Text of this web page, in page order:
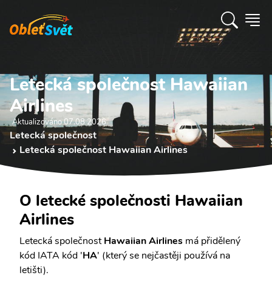
Letecká společnost Hawaiian
Airlines
Aktualizováno 07.08 2026
Letecká společnost
Letecká společnost Hawaiian Airlines
O letecké společnosti Hawaiian
Airlines
Letecká společnostHawaiian Airlines má přidělený
kód IATA kód 'HA' (který se nejčastěji používá na
letišti).